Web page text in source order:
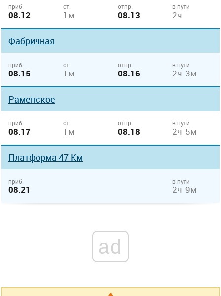
приб.
08.12
ст.
1м
отпр.
08.13
в пути
2ч
Фабричная
приб.
08.15
ст.
1м
отпр.
08.16
в пути
2ч 3м
Раменское
приб.
08.17
ст.
1м
отпр.
08.18
в пути
2ч 5м
Платформа 47 Км
приб.
08.21
в пути
2ч 9м
ad